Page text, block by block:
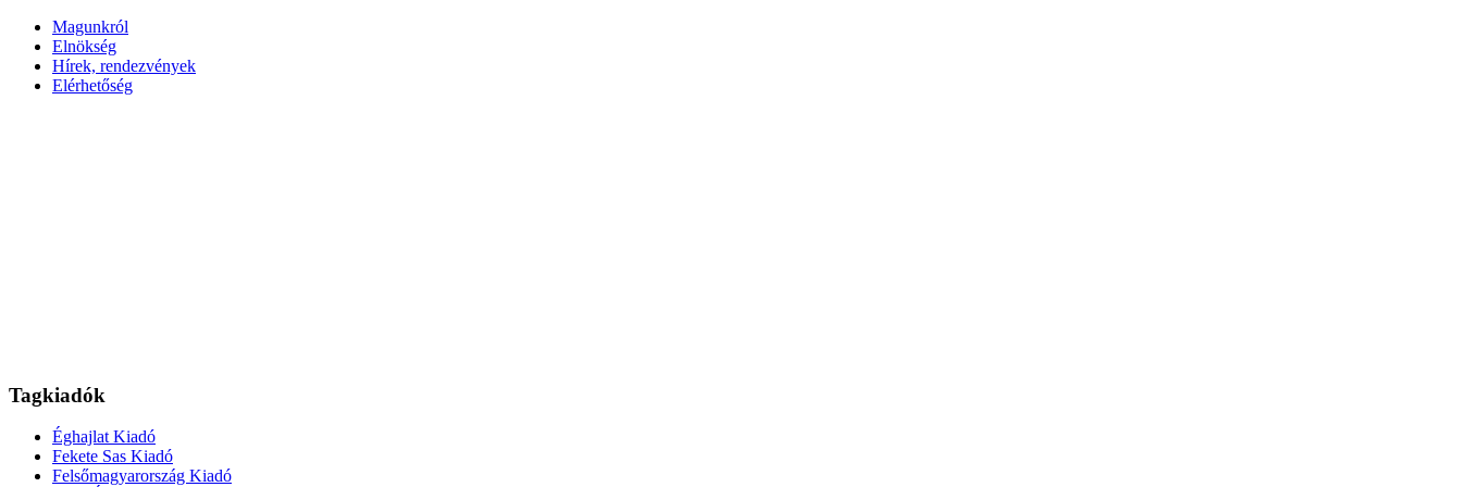
Magunkról
Elnökség
Hírek, rendezvények
Elérhetőség
Tagkiadók
Éghajlat Kiadó
Fekete Sas Kiadó
Felsőmagyarország Kiadó